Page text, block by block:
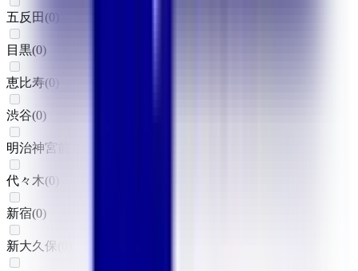
五反田 (0
目黒(0)
恵比寿(0
渋谷(0)
明治神宮前〈原宿〉
代々木(0
新宿(0)
新大久保